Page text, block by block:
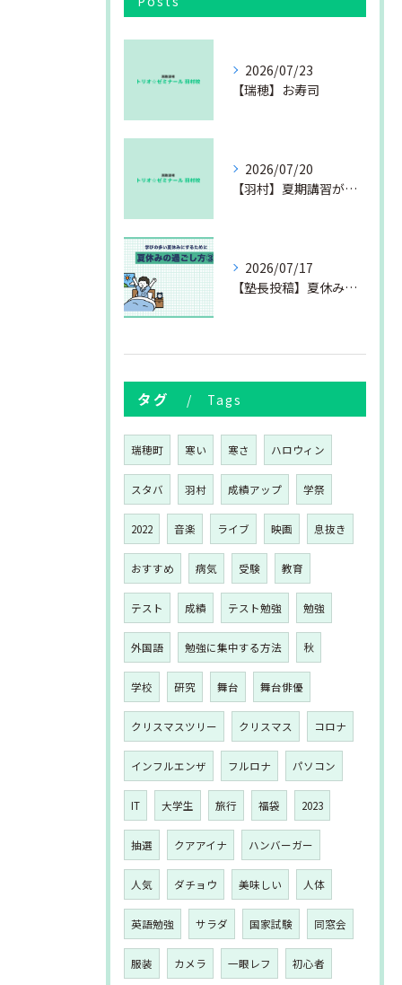
2026/07/23
【瑞穂】お寿司
2026/07/20
【羽村】夏期講習が始まりました
2026/07/17
【塾長投稿】夏休みの過ごし方③
タグ Tags
瑞穂町 寒い 寒さ ハロウィン
スタバ 羽村 成績アップ 学祭
2022 音楽 ライブ 映画 息抜き
おすすめ 病気 受験 教育
テスト 成績 テスト勉強 勉強
外国語 勉強に集中する方法 秋
学校 研究 舞台 舞台俳優
クリスマスツリー クリスマス コロナ
インフルエンザ フルロナ パソコン
IT 大学生 旅行 福袋 2023
抽選 クアアイナ ハンバーガー
人気 ダチョウ 美味しい 人体
英語勉強 サラダ 国家試験 同窓会
服装 カメラ 一眼レフ 初心者